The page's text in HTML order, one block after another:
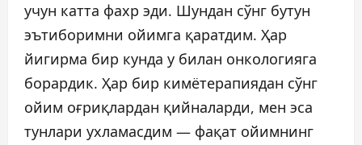
учун катта фахр эди. Шундан сўнг бутун
эътиборимни ойимга қаратдим. Ҳар
йигирма бир кунда у билан онкологияга
борардик. Ҳар бир кимётерапиядан сўнг
ойим оғриқлардан қийналарди, мен эса
тунлари ухламасдим — фақат ойимнинг